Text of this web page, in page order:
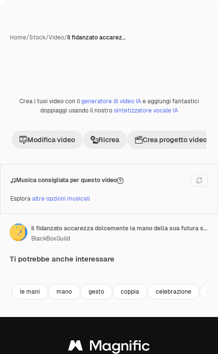
Home/Stock/Video/Il fidanzato accarez…
Premium
Crea i tuoi video con ilgeneratore di video IAe aggiungi fantastici
doppiaggi usando il nostrosintetizzatore vocale IA
Modifica video Ricrea Crea progetto video
Musica consigliata per questo video
Esploraaltre opzioni musicali
Il fidanzato accarezza dolcemente la mano della sua futura sposa, mettendo in mostra l'anello di fidanzamento in un gesto intimo e amorevole di impegno.
BlackBoxGuild
Ti potrebbe anche interessare
le mani mano gesto coppia celebrazione